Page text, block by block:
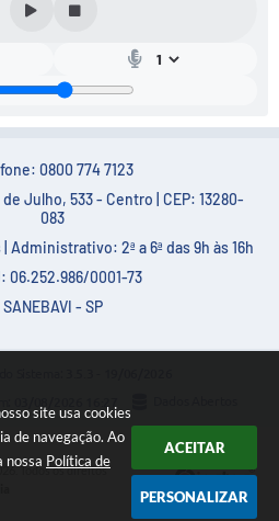
site usa cookies
de navegação. Ao
nossa Política de
ACEITAR
PERSONALIZAR
0800 774 7123
Julho, 533 - Centro | CEP: 13280-
083
Administrativo: 2ª a 6ª das 9h às 16h
06.252.986/0001-73
SANEBAVI - SP
Todos os direitos